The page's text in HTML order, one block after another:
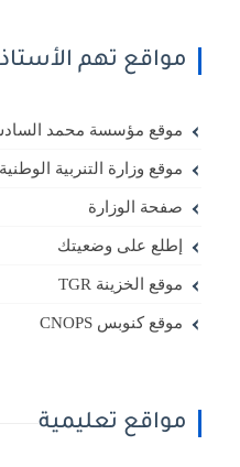
مواقع تهم
موقع مؤسسة محمد
موقع وزارة التنربية الوطنية
صفحة الوزارة
إطلع على وضعيتك
موقع الخزينة TGR
موقع كنوبس CNOPS
مواقع تعليمية